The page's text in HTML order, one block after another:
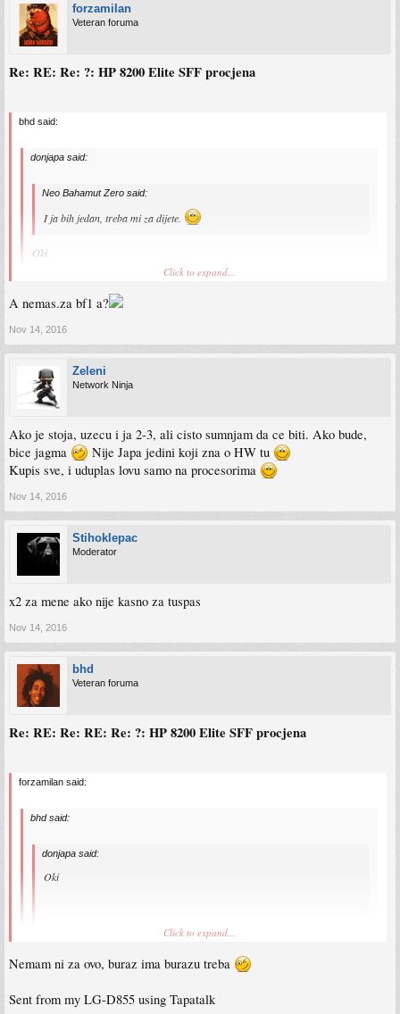
forzamilan
Veteran foruma
Re: RE: Re: ?: HP 8200 Elite SFF procjena
bhd said:
donjapa said:
Neo Bahamut Zero said:
I ja bih jedan, treba mi za dijete.
Oki
Thomasony said:
aukcija za ram koji ako bidujem još malo vjerovatno ima da platim koliko
taj cijeli pc. Pa ću harvestati ram i procesor, a ugurat mu kakav i3 i 4 gige
Potvrda sutra, ako ostane neki komad u toj rezervaciji.
Malo sam se izgubio u cijeloj poruci, ali ovaj PC jos uvijek nema cijene, a cisto
pomenuo u prethodnom postu.
ja dajem 100, ako bude za 100, kupujem
eto :*
Click to expand...
A nemas.za bf1 a?
Nov 14, 2016
Zeleni
Network Ninja
Ako je stoja, uzecu i ja 2-3, ali cisto sumnjam da ce biti. Ako bude,
bice jagma
Nije Japa jedini koji zna o HW tu
Kupis sve, i uduplas lovu samo na procesorima
Nov 14, 2016
Stihoklepac
Moderator
x2 za mene ako nije kasno za tuspas
Nov 14, 2016
bhd
Veteran foruma
Re: RE: Re: RE: Re: ?: HP 8200 Elite SFF procjena
forzamilan said:
bhd said:
donjapa said:
Oki
Malo sam se izgubio u cijeloj poruci, ali ovaj PC jos uvijek nema cijene, a
kao sto si pomenuo u prethodnom postu.
Click to expand...
A nemas.za bf1 a?
Click to expand...
Nemam ni za ovo, buraz ima burazu treba
Sent from my LG-D855 using Tapatalk